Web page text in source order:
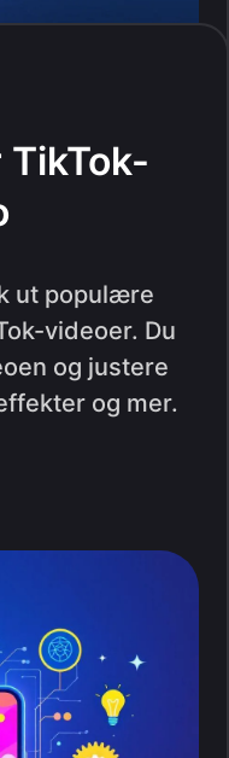
ut populære
videoer. Du
og justere
og mer.